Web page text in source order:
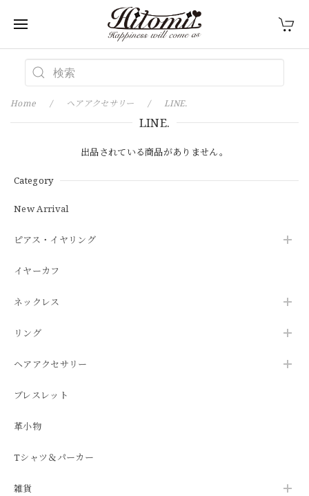
Category
New Arrival
ピアス・イヤリング
イヤーカフ
ネックレス
リング
ヘアアクセサリー
ブレスレット
革小物
Tシャツ＆パーカー
雑貨
Home ヘアアクセサリー LINE.
LINE.
出品されている商品がありません。